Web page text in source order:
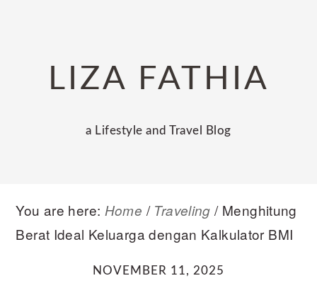
navigationLIZA FATHIA
a Lifestyle and Travel Blog
You are here: Home / Traveling /Menghitung
Berat Ideal Keluarga dengan Kalkulator BMI
NOVEMBER 11, 2025